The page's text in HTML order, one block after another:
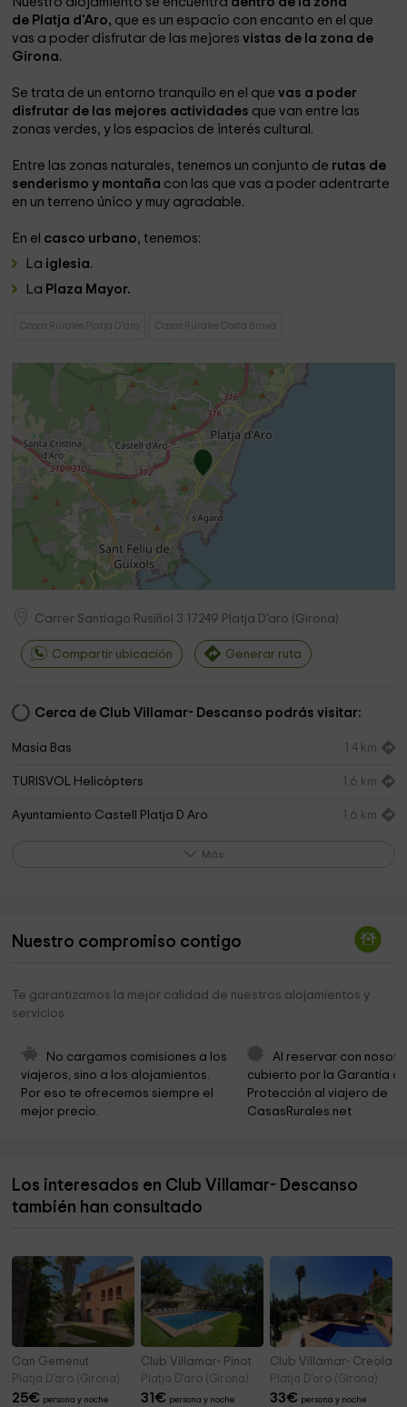
de Platja d'Aro, que es un espacio con encanto en el que
vas a poder disfrutar de las mejores vistas de la zona de
Girona.
Se trata de un entorno tranquilo en el que vas a poder
disfrutar de las mejores actividades que van entre las
zonas verdes, y los espacios de interés cultural.
Entre las zonas naturales, tenemos un conjunto de rutas de
senderismo y montaña con las que vas a poder adentrarte
en un terreno único y muy agradable.
En el casco urbano, tenemos:
La iglesia.
La Plaza Mayor.
Casas Rurales Platja D'aro Casas Rurales Costa Brava
Carrer Santiago Rusiñol 3 17249 Platja D'aro (Girona)
Compartir ubicación Generar ruta
Cerca de Club Villamar- Descanso podrás visitar:
Masia Bas 1,4 km
TURISVOL Helicòpters 1,6 km
Ayuntamiento Castell Platja D Aro 1,6 km
Ayuntamiento De Sant Feliu De Guixols 3,0 km
Casa Irla - Fundació Josep Irla
Ayuntamiento De Sant Feliu De Guixols
St. Feliu
Parròquia Mare de Déu dels Àngels 3,7 km
Cementerio municipal 4,1 km
Más
Nuestro compromiso contigo
Te garantizamos la mejor calidad de nuestros alojamientos y
servicios
No cargamos comisiones a los
viajeros, sino a los alojamientos.
Por eso te ofrecemos siempre el
mejor precio.
Al reservar con
cubierto por la Garantía
Protección al viajero de
CasasRurales.net
Los interesados en Club Villamar- Descanso
también han consultado
Can Gemenut
Platja D'aro (Girona)
25€ persona y noche
Club Villamar- Pinot
Platja D'aro (Girona)
31€ persona y noche
Club Villamar- Creola
Platja D'aro (Girona)
33€ persona y noche